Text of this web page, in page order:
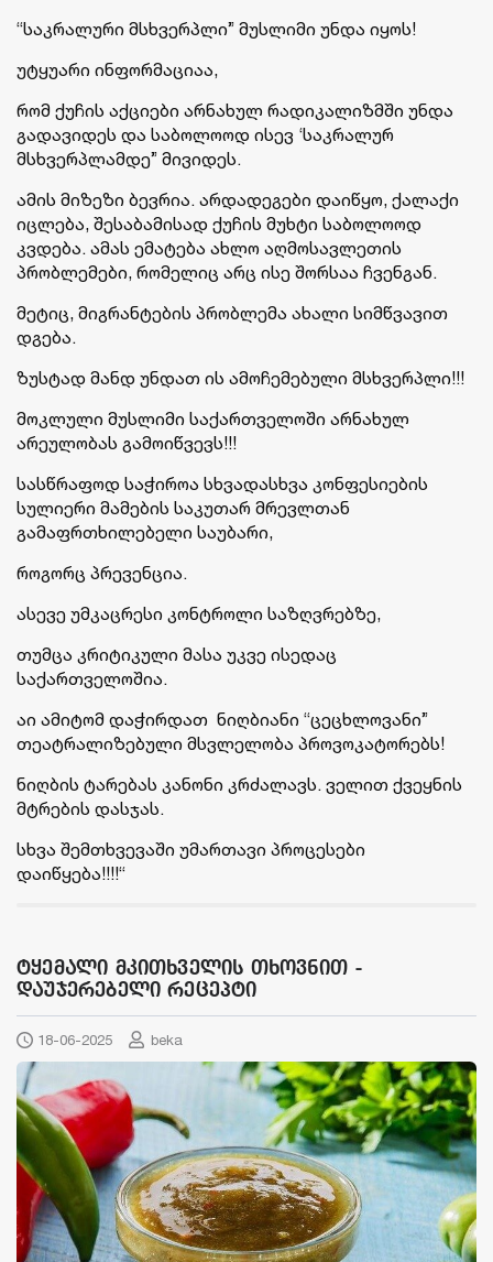
“საკრალური მსხვერპლი” მუსლიმი უნდა იყოს!
უტყუარი ინფორმაციაა,
რომ ქუჩის აქციები არნახულ რადიკალიზმში უნდა
გადავიდეს და საბოლოოდ ისევ ‘საკრალურ
მსხვერპლამდე” მივიდეს.
ამის მიზეზი ბევრია. არდადეგები დაიწყო, ქალაქი
იცლება, შესაბამისად ქუჩის მუხტი საბოლოოდ
კვდება. ამას ემატება ახლო აღმოსავლეთის
პრობლემები, რომელიც არც ისე შორსაა ჩვენგან.
მეტიც, მიგრანტების პრობლემა ახალი სიმწვავით
დგება.
ზუსტად მანდ უნდათ ის ამოჩემებული მსხვერპლი!!!
მოკლული მუსლიმი საქართველოში არნახულ
არეულობას გამოიწვევს!!!
სასწრაფოდ საჭიროა სხვადასხვა კონფესიების
სულიერი მამების საკუთარ მრევლთან
გამაფრთხილებელი საუბარი,
როგორც პრევენცია.
ასევე უმკაცრესი კონტროლი საზღვრებზე,
თუმცა კრიტიკული მასა უკვე ისედაც
საქართველოშია.
აი ამიტომ დაჭირდათ ნიღბიანი “ცეცხლოვანი”
თეატრალიზებული მსვლელობა პროვოკატორებს!
ნიღბის ტარებას კანონი კრძალავს. ველით ქვეყნის
მტრების დასჯას.
სხვა შემთხვევაში უმართავი პროცესები
დაიწყება!!!!“
ტყემალი მკითხველის თხოვნით -
დაუჯერებელი რეცეპტი
18-06-2025 beka